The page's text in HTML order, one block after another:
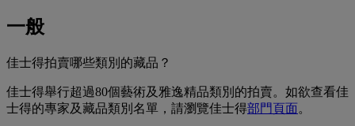
一般
佳士得拍賣哪些類別的藏品？
佳士得舉行超過80個藝術及雅逸精品類別的拍賣。如欲查看佳
士得的專家及藏品類別名單，請瀏覽佳士得部門頁面。